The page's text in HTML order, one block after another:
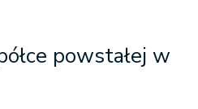
powstałej w